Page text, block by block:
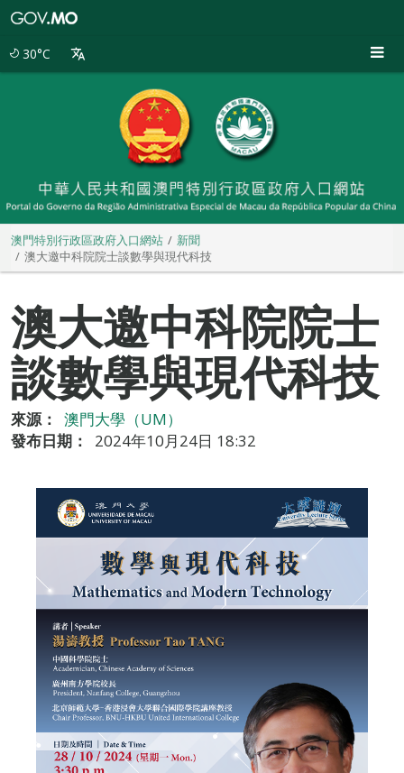
30°C
澳門特別行政區政府入口網站
新聞
澳大邀中科院院士談數學與現代科技
澳大邀中科院院士
談數學與現代科技
來源：
澳門大學（UM）
發布日期：
2024年10月24日 18:32